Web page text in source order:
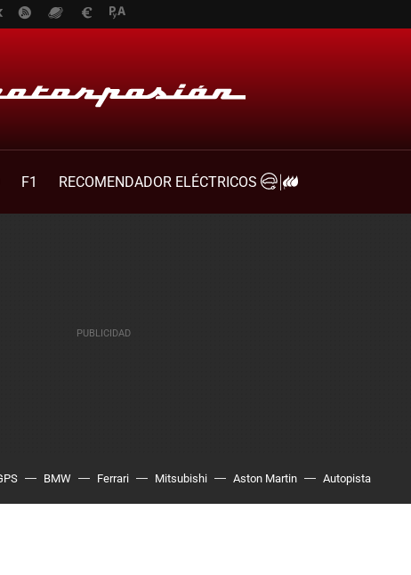
F1
RECOMENDADOR ELÉCTRICOS
BMW Ferrari Mitsubishi Aston Martin Autopista